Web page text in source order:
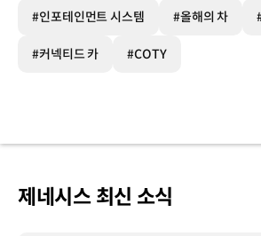
#인포테인먼트 시스템 #올해의 차
#커넥티드 카 #COTY
제네시스 최신 소식